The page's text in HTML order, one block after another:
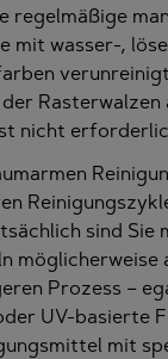
regelmäßige
mit wasser-,
Rasterwalzen
nicht
sind Sie
möglicherweise
Prozess –
UV-basierte
mit